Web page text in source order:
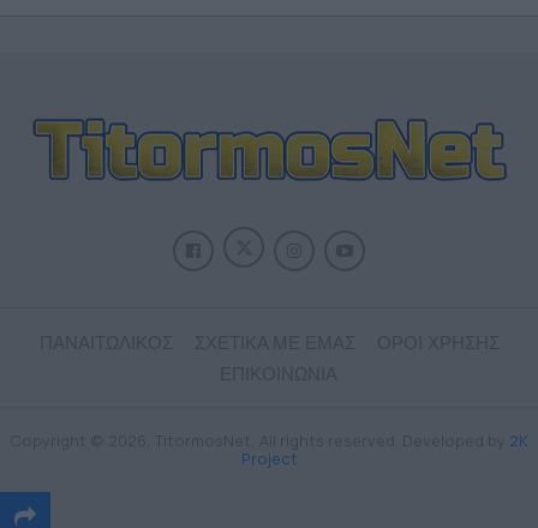
2K
Project